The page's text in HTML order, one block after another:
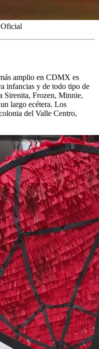
Oficial
amplio en CDMX es
infancias y de todo tipo de
Sirenita, Frozen, Minnie,
largo ecétera. Los
del Valle Centro,